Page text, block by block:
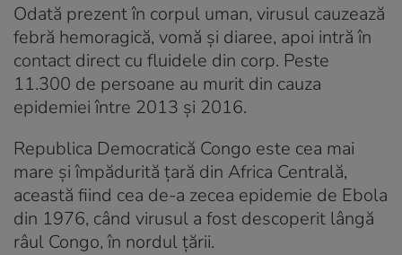
Odată prezent în corpul uman, virusul cauzează
febră hemoragică, vomă și diaree, apoi intră în
contact direct cu fluidele din corp. Peste
11.300 de persoane au murit din cauza
epidemiei între 2013 şi 2016.
Republica Democratică Congo este cea mai
mare și împădurită țară din Africa Centrală,
această fiind cea de-a zecea epidemie de Ebola
din 1976, când virusul a fost descoperit lângă
râul Congo, în nordul țării.